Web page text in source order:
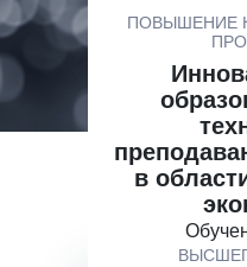
ПОВЫШЕНИЕ
в